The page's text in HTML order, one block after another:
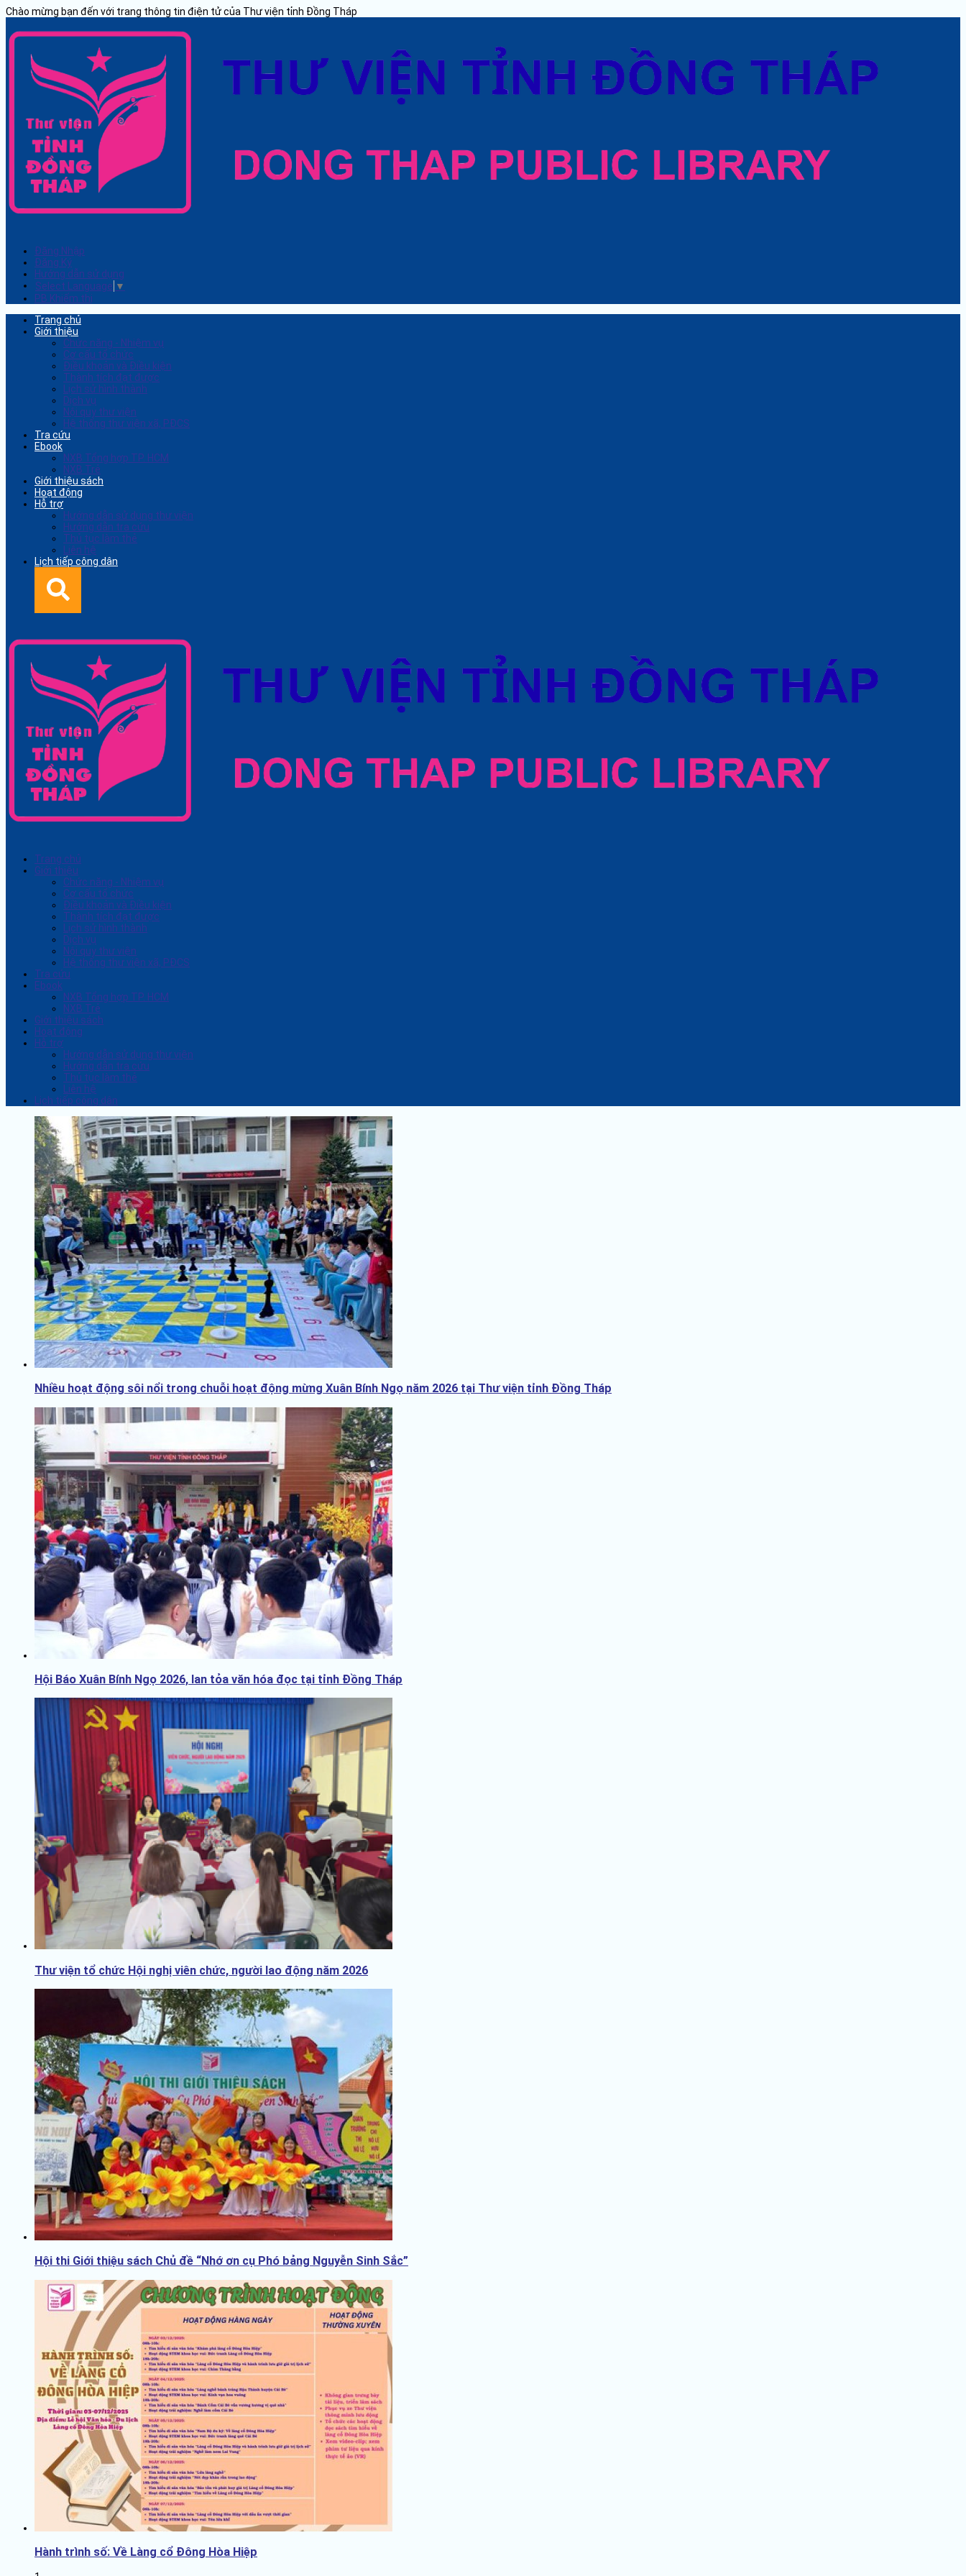
Chào mừng bạn đến với trang thông tin điện tử của Thư viện tỉnh Đồng Tháp
Đăng Nhập
Đăng Ký
Hướng dẫn sử dụng
Select Language ▼
PB Khiếm thị
Trang chủ
Giới thiệu
Chức năng - Nhiệm vụ
Cơ cấu tổ chức
Điều khoản và Điều kiện
Thành tích đạt được
Lịch sử hình thành
Dịch vụ
Nội quy thư viện
Hệ thống thư viện xã, PĐCS
Tra cứu
Ebook
NXB Tổng hợp TP. HCM
NXB Trẻ
Giới thiệu sách
Hoạt động
Hỗ trợ
Hướng dẫn sử dụng thư viện
Hướng dẫn tra cứu
Thủ tục làm thẻ
Liên hệ
Lịch tiếp công dân
Trang chủ
Giới thiệu
Chức năng - Nhiệm vụ
Cơ cấu tổ chức
Điều khoản và Điều kiện
Thành tích đạt được
Lịch sử hình thành
Dịch vụ
Nội quy thư viện
Hệ thống thư viện xã, PĐCS
Tra cứu
Ebook
NXB Tổng hợp TP. HCM
NXB Trẻ
Giới thiệu sách
Hoạt động
Hỗ trợ
Hướng dẫn sử dụng thư viện
Hướng dẫn tra cứu
Thủ tục làm thẻ
Liên hệ
Lịch tiếp công dân
Nhiều hoạt động sôi nổi trong chuỗi hoạt động mừng Xuân Bính Ngọ năm 2026 tại Thư viện tỉnh Đồng Tháp
Hội Báo Xuân Bính Ngọ 2026, lan tỏa văn hóa đọc tại tỉnh Đồng Tháp
Thư viện tổ chức Hội nghị viên chức, người lao động năm 2026
Hội thi Giới thiệu sách Chủ đề “Nhớ ơn cụ Phó bảng Nguyễn Sinh Sắc”
Hành trình số: Về Làng cổ Đông Hòa Hiệp